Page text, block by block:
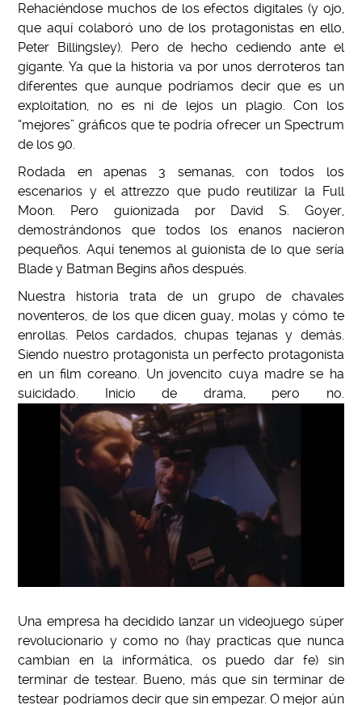
Rehaciéndose muchos de los efectos digitales (y ojo,
que aquí colaboró uno de los protagonistas en ello,
Peter Billingsley). Pero de hecho cediendo ante el
gigante. Ya que la historia va por unos derroteros tan
diferentes que aunque podríamos decir que es un
exploitation, no es ni de lejos un plagio. Con los
“mejores” gráficos que te podría ofrecer un Spectrum
de los 90.
Rodada en apenas 3 semanas, con todos los
escenarios y el attrezzo que pudo reutilizar la Full
Moon. Pero guionizada por David S. Goyer,
demostrándonos que todos los enanos nacieron
pequeños. Aquí tenemos al guionista de lo que sería
Blade y Batman Begins años después.
Nuestra historia trata de un grupo de chavales
noventeros, de los que dicen guay, molas y cómo te
enrollas. Pelos cardados, chupas tejanas y demás.
Siendo nuestro protagonista un perfecto protagonista
en un film coreano. Un jovencito cuya madre se ha
suicidado. Inicio de drama, pero no.
Una empresa ha decidido lanzar un videojuego súper
revolucionario y como no (hay practicas que nunca
cambian en la informática, os puedo dar fe) sin
terminar de testear. Bueno, más que sin terminar de
testear podríamos decir que sin empezar. O mejor aún